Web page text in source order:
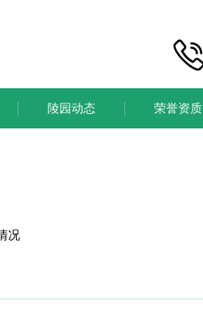
陵园动态 荣誉资质
况